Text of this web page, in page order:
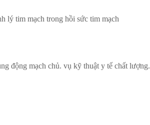
lý tim mạch trong hồi sức tim mạch
động mạch chủ. vụ kỹ thuật y tế chất lượng.